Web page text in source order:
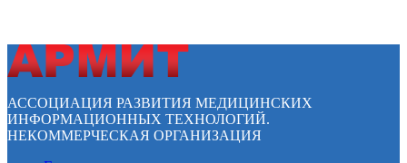
АССОЦИАЦИЯ РАЗВИТИЯ МЕДИЦИНСКИХ
ИНФОРМАЦИОННЫХ ТЕХНОЛОГИЙ.
НЕКОММЕРЧЕСКАЯ ОРГАНИЗАЦИЯ